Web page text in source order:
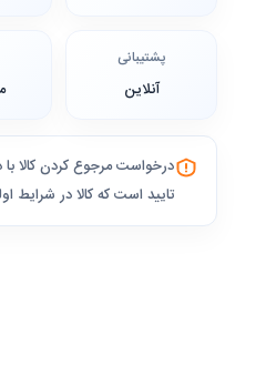
پشتیبانی
آنلاین
درخواست مرجوع کردن کالا با
تایید است که کالا در شرایط